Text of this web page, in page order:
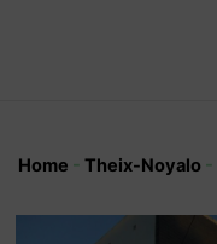
Home - Theix-Noyalo -